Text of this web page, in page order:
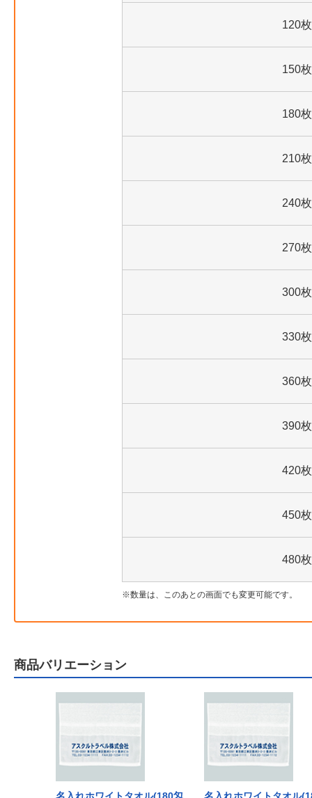
120枚
150枚
180枚
210枚
240枚
270枚
300枚
330枚
360枚
390枚
420枚
450枚
480枚
数量は、このあとの画面でも変更可能です。
商品バリエーション